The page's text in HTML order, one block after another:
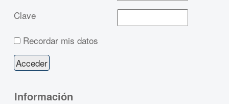
Clave
Recordar mis datos
Información